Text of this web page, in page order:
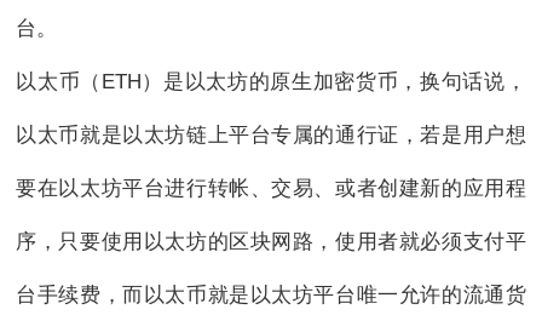
台。
以太币（ETH）是以太坊的原生加密货币，换句话说，
以太币就是以太坊链上平台专属的通行证，若是用户想
要在以太坊平台进行转帐、交易、或者创建新的应用程
序，只要使用以太坊的区块网路，使用者就必须支付平
台手续费，而以太币就是以太坊平台唯一允许的流通货